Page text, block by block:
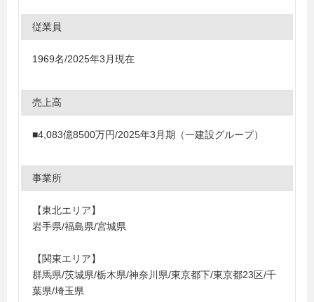
従業員
1969名/2025年3月現在
売上高
■4,083億8500万円/2025年3月期（一建設グループ）
事業所
【東北エリア】
岩手県/福島県/宮城県
【関東エリア】
群馬県/茨城県/栃木県/神奈川県/東京都下/東京都23区/千
葉県/埼玉県